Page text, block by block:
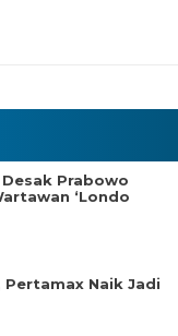
Prabowo
‘Londo
Pertamax Naik Jadi